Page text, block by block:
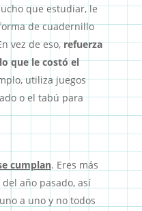
que estudiar, le
de cuadernillo
vez de eso,refuerza
que le costó el
utiliza juegos
o el tabú para
cumplan. Eres más
año pasado, así
a uno y no todos